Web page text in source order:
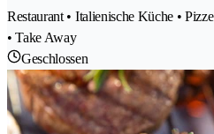
Restaurant • Italienische Küche •
• Take Away
Geschlossen